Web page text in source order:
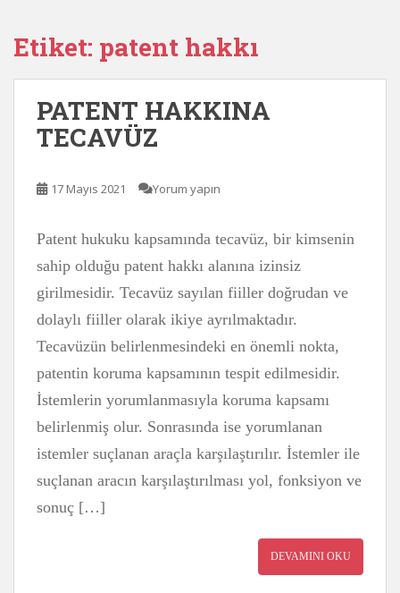
Etiket: patent hakkı
PATENT HAKKINA
TECAVÜZ
17 Mayıs 2021 Yorum yapın
Patent hukuku kapsamında tecavüz, bir kimsenin
sahip olduğu patent hakkı alanına izinsiz
girilmesidir. Tecavüz sayılan fiiller doğrudan ve
dolaylı fiiller olarak ikiye ayrılmaktadır.
Tecavüzün belirlenmesindeki en önemli nokta,
patentin koruma kapsamının tespit edilmesidir.
İstemlerin yorumlanmasıyla koruma kapsamı
belirlenmiş olur. Sonrasında ise yorumlanan
istemler suçlanan araçla karşılaştırılır. İstemler ile
suçlanan aracın karşılaştırılması yol, fonksiyon ve
sonuç […]
DEVAMINI OKU